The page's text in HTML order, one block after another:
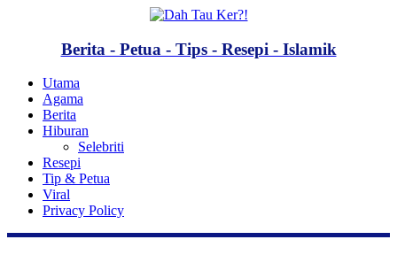
Berita - Petua - Tips - Resepi - Islamik
Utama
Agama
Berita
Hiburan
Selebriti
Resepi
Tip & Petua
Viral
Privacy Policy